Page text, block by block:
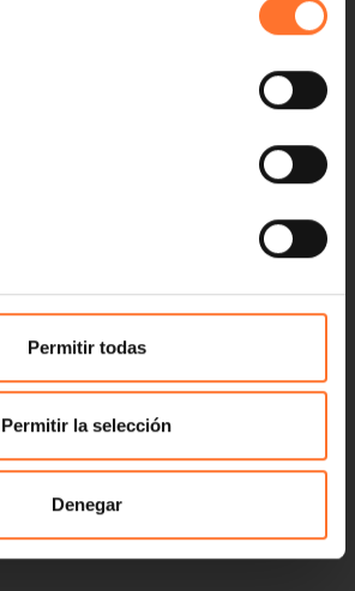
Permitir todas
Permitir la selección
Denegar